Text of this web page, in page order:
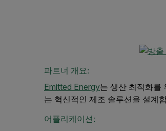
파트너 개요:
Emitted Energy는 생산 최적화를
는 혁신적인 제조 솔루션을 설계
어플리케이션: